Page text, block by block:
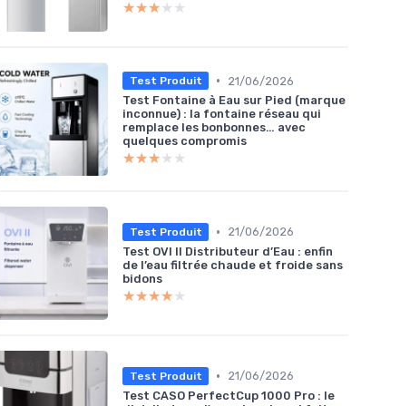
★★★★★
★★★★★
Test Produit •
21/06/2026
Test Fontaine à Eau sur Pied (marque
inconnue) : la fontaine réseau qui
remplace les bonbonnes… avec
quelques compromis
★★★★★
★★★★★
Test Produit •
21/06/2026
Test OVI II Distributeur d’Eau : enfin
de l’eau filtrée chaude et froide sans
bidons
★★★★★
★★★★★
Test Produit •
21/06/2026
Test CASO PerfectCup 1000 Pro : le